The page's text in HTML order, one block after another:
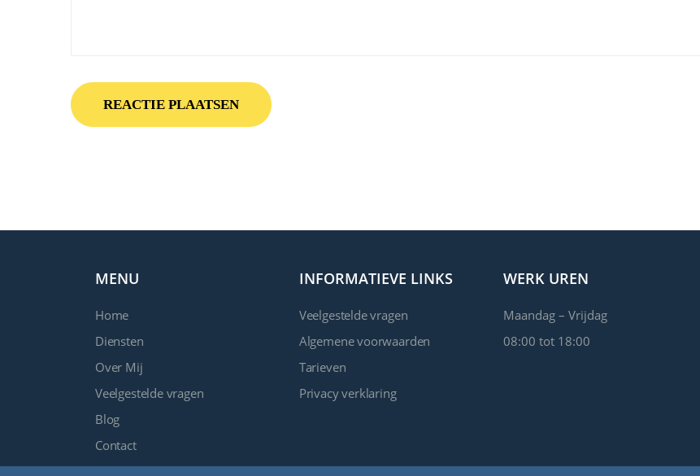
MENU
Home
Diensten
Over Mij
Veelgestelde vragen
Blog
Contact
INFORMATIEVE LINKS
Veelgestelde vragen
Algemene voorwaarden
Tarieven
Privacy verklaring
WERK UREN
Maandag – Vrijdag
08:00 tot 18:00